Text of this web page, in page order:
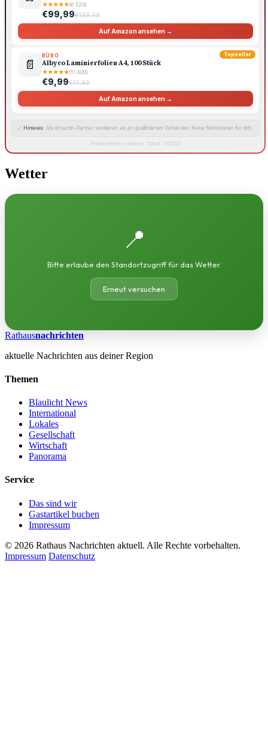
★★★★★(6.520)
€99,99€199,99
Auf Amazon ansehen →
Topseller
📄
BÜRO
Albyco Laminierfolien A4, 100 Stück
★★★★★(11.800)
€9,99€14,99
Auf Amazon ansehen →
🔗 Hinweis: Als Amazon-Partner verdienen wir an qualifizierten Verkäufen. Keine Mehrkosten für dich.
Preise können variieren · Stand: 7.8.2026
Wetter
📍
Bitte erlaube den Standortzugriff für das Wetter.
Erneut versuchen
Rathausnachrichten
aktuelle Nachrichten aus deiner Region
Themen
Blaulicht News
International
Lokales
Gesellschaft
Wirtschaft
Panorama
Service
Das sind wir
Gastartikel buchen
Impressum
© 2026 Rathaus Nachrichten aktuell. Alle Rechte vorbehalten.
Impressum Datenschutz